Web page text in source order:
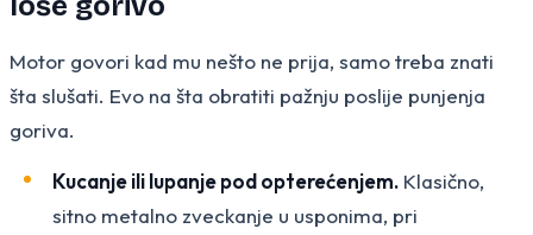
Motor govori kad mu nešto ne prija, samo treba znati
šta slušati. Evo na šta obratiti pažnju poslije punjenja
goriva.
Kucanje ili lupanje pod opterećenjem. Klasično,
sitno metalno zveckanje u usponima, pri